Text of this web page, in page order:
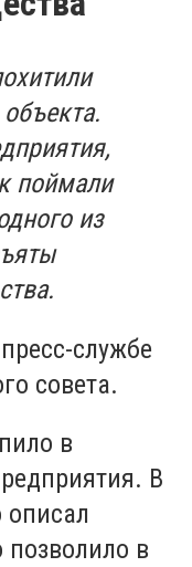
поймали
из
службе
совета.
в
В
описал
позволило в